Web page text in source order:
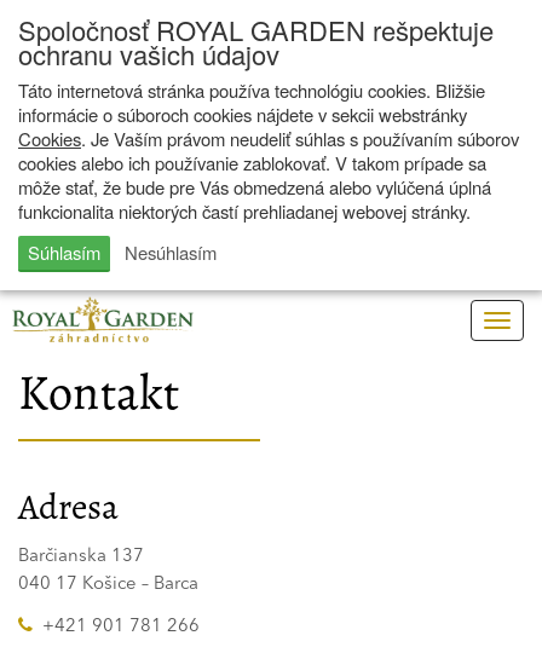
Spoločnosť ROYAL GARDEN rešpektuje
ochranu vašich údajov
Táto internetová stránka používa technológiu cookies. Bližšie
informácie o súboroch cookies nájdete v sekcii webstránky
Cookies. Je Vaším právom neudeliť súhlas s používaním súborov
cookies alebo ich používanie zablokovať. V takom prípade sa
môže stať, že bude pre Vás obmedzená alebo vylúčená úplná
funkcionalita niektorých častí prehliadanej webovej stránky.
Súhlasím
Nesúhlasím
Kontakt
Adresa
Barčianska 137
040 17 Košice – Barca
+421 901 781 266